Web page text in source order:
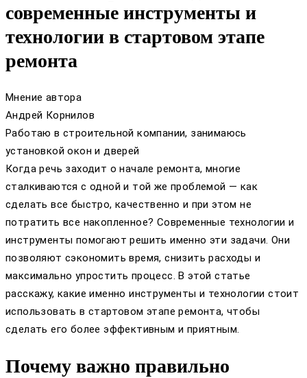
современные инструменты и
технологии в стартовом этапе
ремонта
Мнение автора
Андрей Корнилов
Работаю в строительной компании, занимаюсь
установкой окон и дверей
Когда речь заходит о начале ремонта, многие
сталкиваются с одной и той же проблемой — как
сделать все быстро, качественно и при этом не
потратить все накопленное? Современные технологии и
инструменты помогают решить именно эти задачи. Они
позволяют сэкономить время, снизить расходы и
максимально упростить процесс. В этой статье
расскажу, какие именно инструменты и технологии стоит
использовать в стартовом этапе ремонта, чтобы
сделать его более эффективным и приятным.
Почему важно правильно